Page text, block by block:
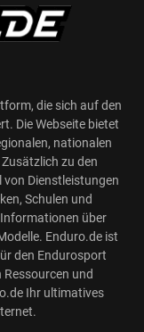
die sich auf den
Die Webseite bietet
nationalen
zu den
von Dienstleistungen
Schulen und
über
Enduro.de ist
den Endurosport
Ressourcen und
Ihr ultimatives